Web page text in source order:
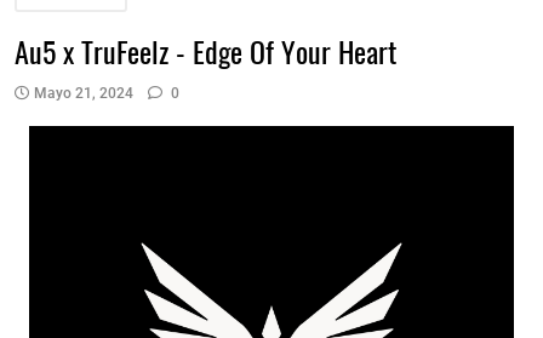
Au5 x TruFeelz - Edge Of Your Heart
Mayo 21, 2024 0